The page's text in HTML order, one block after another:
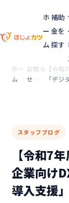
ホ
ー
ム
補助
金を
探す
ホー
ム
お知ら
せ
【令
「デ
スタッフブログ
【令和7
企業向け
導入支援